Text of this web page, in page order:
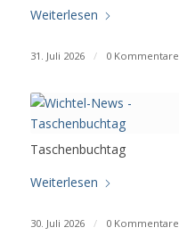
Weiterlesen
31. Juli 2026 / 0 Kommentare
Taschenbuchtag
Weiterlesen
30. Juli 2026 / 0 Kommentare